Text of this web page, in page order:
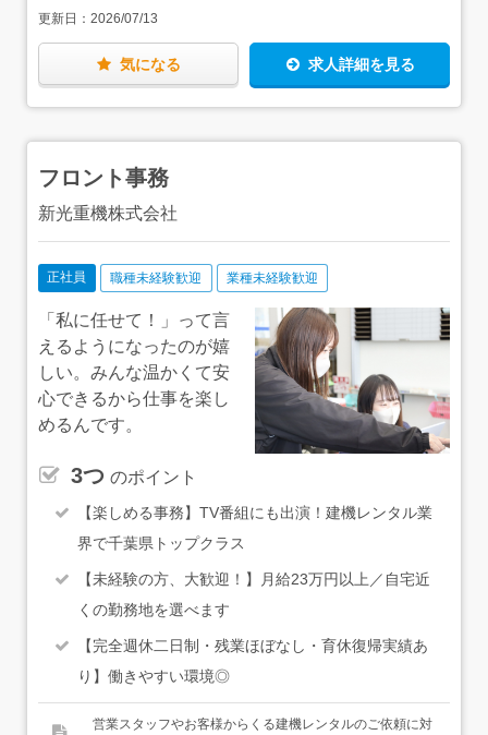
◇柏営業所：柏市風早1-5-5 風早工業団地内 ◇松戸営業
長生郡長生村七井土2000-3 ◇館山営業所：千葉県館山市
薗56 【アクセス】 ◇本社・千葉営業所：JR内房線
パークライン「川間駅」より徒歩で15分 ◇成田営業所：
高速線「村上駅」より車で9分 ◇柏営業所：東武アーバ
外房線「茂原駅」より車で15分 ◇館山営業所：JR内房線
「九重駅」より車で4分 ※いずれも車通勤可
更新日： 2026/07/13
気になる 求人詳細を見る
フロント事務
新光重機株式会社
正社員 職種未経験歓迎 業種未経験歓迎
「私に任せて！」って言
えるようになったのが嬉
しい。みんな温かくて安
心できるから仕事を楽し
めるんです。
3つ のポイント
【楽しめる事務】TV番組にも出演！建機レンタル業
界で千葉県トップクラス
【未経験の方、大歓迎！】月給23万円以上／自宅近
くの勤務地を選べます
【完全週休二日制・残業ほぼなし・育休復帰実績あ
り】働きやすい環境◎
営業スタッフやお客様からくる建機レンタルのご依頼に対